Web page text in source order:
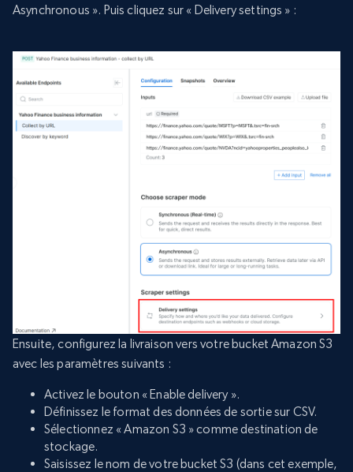
Asynchronous ». Puis cliquez sur « Delivery settings » :
Ensuite, configurez la livraison vers votre bucket Amazon S3
avec les paramètres suivants :
Activez le bouton « Enable delivery ».
Définissez le format des données de sortie sur CSV.
Sélectionnez « Amazon S3 » comme destination de
stockage.
Saisissez le nom de votre bucket S3 (dans cet exemple,